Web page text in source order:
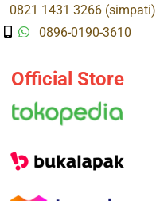
0821 1431 3266 (simpati)
0896-0190-3610
Official Store